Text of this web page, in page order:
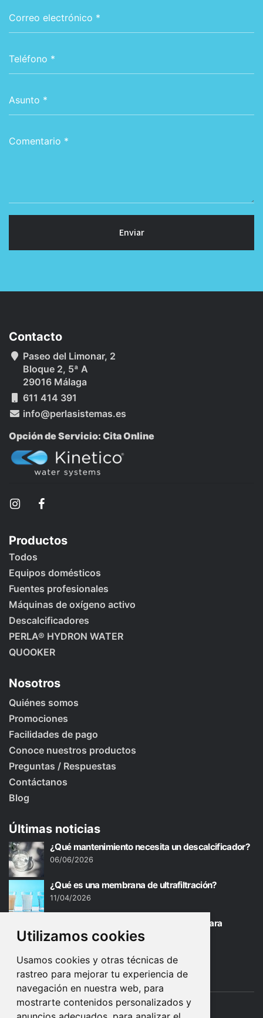
Utilizamos cookies
Usamos cookies y otras técnicas de
rastreo para mejorar tu experiencia de
navegación en nuestra web, para
mostrarte contenidos personalizados y
Enviar
Contacto
Paseo del Limonar, 2
Bloque 2, 5ª A
29016 Málaga
611 414 391
info@perlasistemas.es
Opción de Servicio: Cita Online
Productos
Todos
Equipos domésticos
Fuentes profesionales
Máquinas de oxígeno activo
Descalcificadores
PERLA® HYDRON WATER
QUOOKER
Nosotros
Quiénes somos
Promociones
Facilidades de pago
Conoce nuestros productos
Preguntas / Respuestas
Contáctanos
Blog
Últimas noticias
¿Qué mantenimiento necesita un descalcificador?
06/06/2026
¿Qué es una membrana de ultrafiltración?
11/04/2026
Agua de ósmosis para bebés: ¿Buena para
biberones?